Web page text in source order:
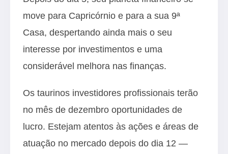
move para Capricórnio e para a sua 9ª
Casa, despertando ainda mais o seu
interesse por investimentos e uma
considerável melhora nas finanças.
Os taurinos investidores profissionais terão
no mês de dezembro oportunidades de
lucro. Estejam atentos às ações e áreas de
atuação no mercado depois do dia 12 —